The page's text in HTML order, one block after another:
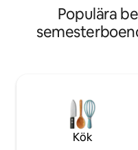
hamnen, men också
marina parken,
använda Hong Kong
den blygsamhet och hårt
att man har fördjupats i
unika havskultur innan de
Populära
Kök